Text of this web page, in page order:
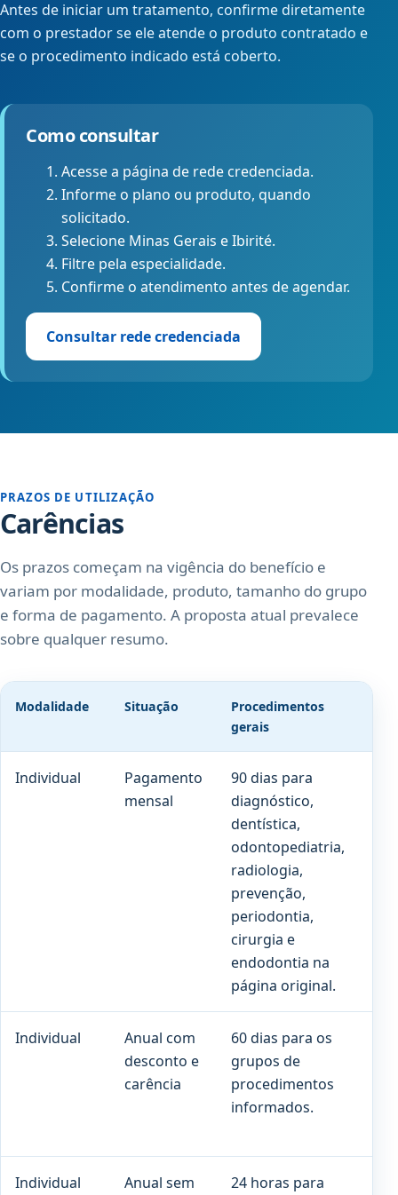
Antes de iniciar um tratamento, confirme diretamente
com o prestador se ele atende o produto contratado e
se o procedimento indicado está coberto.
Como consultar
Acesse a página de rede credenciada.
Informe o plano ou produto, quando
solicitado.
Selecione Minas Gerais e Ibirité.
Filtre pela especialidade.
Confirme o atendimento antes de agendar.
Consultar rede credenciada
PRAZOS DE UTILIZAÇÃO
Carências
Os prazos começam na vigência do benefício e
variam por modalidade, produto, tamanho do grupo
e forma de pagamento. A proposta atual prevalece
sobre qualquer resumo.
Modalidade Situação
Procedimentos
gerais
Individual
Pagamento
mensal
90 dias para
diagnóstico,
dentística,
odontopediatria,
radiologia,
prevenção,
periodontia,
cirurgia e
endodontia na
página original.
Individual
Anual com
desconto e
carência
60 dias para os
grupos de
procedimentos
informados.
Individual
Anual sem
24 horas para